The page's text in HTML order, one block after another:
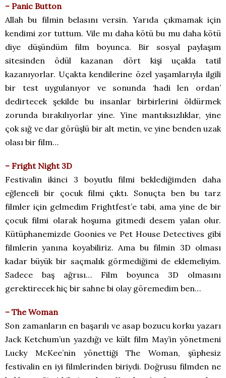
– Panic Button
Allah bu filmin belasını versin. Yarıda çıkmamak için
kendimi zor tuttum. Vile mı daha kötü bu mu daha kötü
diye düşündüm film boyunca. Bir sosyal paylaşım
sitesinden ödül kazanan dört kişi uçakla tatil
kazanıyorlar. Uçakta kendilerine özel yaşamlarıyla ilgili
bir test uygulanıyor ve sonunda ‘hadi len ordan’
dedirtecek şekilde bu insanlar birbirlerini öldürmek
zorunda bırakılıyorlar yine. Yine mantıksızlıklar, yine
çok sığ ve dar görüşlü bir alt metin, ve yine benden uzak
olası bir film…
– Fright Night 3D
Festivalin ikinci 3 boyutlu filmi beklediğimden daha
eğlenceli bir çocuk filmi çıktı. Sonuçta ben bu tarz
filmler için gelmedim Frightfest’e tabi, ama yine de bir
çocuk filmi olarak hoşuma gitmedi desem yalan olur.
Kütüphanemizde Goonies ve Pet House Detectives gibi
filmlerin yanına koyabiliriz. Ama bu filmin 3D olması
kadar büyük bir saçmalık görmediğimi de eklemeliyim.
Sadece baş ağrısı… Film boyunca 3D olmasını
gerektirecek hiç bir sahne bi olay göremedim ben…
– The Woman
Son zamanların en başarılı ve asap bozucu korku yazarı
Jack Ketchum’un yazdığı ve kült film May’in yönetmeni
Lucky McKee’nin yönettiği The Woman, şüphesiz
festivalin en iyi filmlerinden biriydi. Doğrusu filmden ne